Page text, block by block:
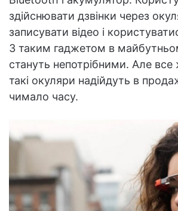
здійснювати дзвінки через
записувати відео і
З таким гаджетом в
стануть непотрібними. Але
такі окуляри надійдуть в
чимало часу.